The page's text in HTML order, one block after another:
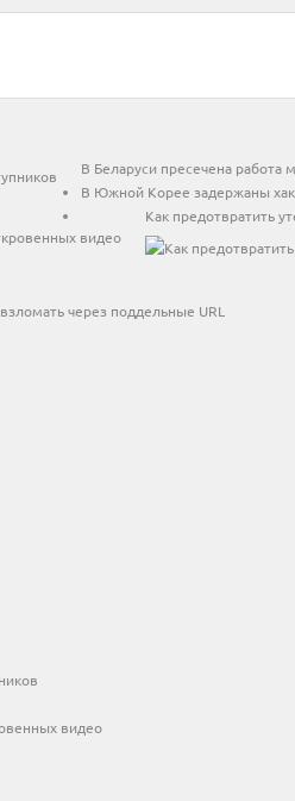
В Беларуси пресечена работа
В Южной Корее задержаны
Как предотвратить
через поддельные URL
видео